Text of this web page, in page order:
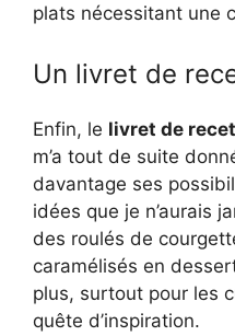
plats nécessitant une
Un livret de
Enfin, le livret de
m’a tout de suite
davantage ses
idées que je n’aurais
des roulés de
caramélisés en
plus, surtout pour les
quête d’inspiration.